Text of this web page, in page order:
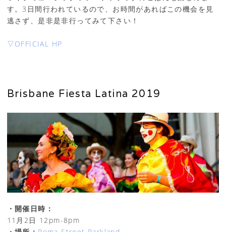
す。3日間行われているので、お時間があればこの機会を見
逃さず、是非是非行ってみて下さい！
▽OFFICIAL HP
Brisbane Fiesta Latina 2019
・開催日時：
11月2日 12pm-8pm